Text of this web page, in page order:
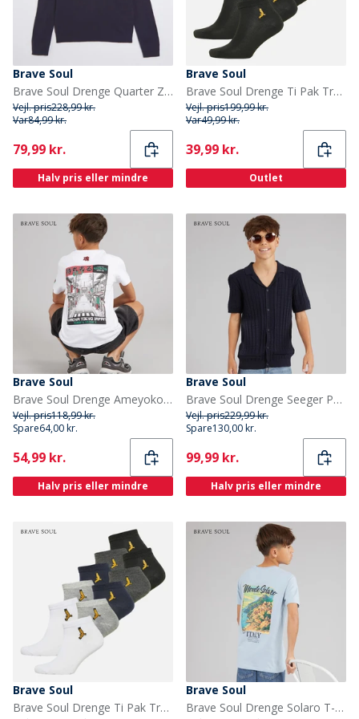
Brave Soul
Brave Soul Drenge Quarter Zip Jumper Midnat Navy
Vejl. pris228,99 kr.
Var84,99 kr.
Current
79,99 kr.
Halv pris eller mindre
Brave Soul
Brave Soul Drenge Ti Pak Trænings Sokker Sort
Vejl. pris199,99 kr.
Var49,99 kr.
Current
39,99 kr.
Outlet
Brave Soul
Brave Soul Drenge Ameyoko T shirt Optisk Hvid/Multifarve
Vejl. pris118,99 kr.
Spare64,00 kr.
Current
54,99 kr.
Halv pris eller mindre
Brave Soul
Brave Soul Drenge Seeger Polo Skjorte Navy
Vejl. pris229,99 kr.
Spare130,00 kr.
Current
99,99 kr.
Halv pris eller mindre
Brave Soul
Brave Soul Drenge Ti Pak Trænings Sokker Multi
Brave Soul
Brave Soul Drenge Solaro T-shirt Light Blue/Multi-Colour